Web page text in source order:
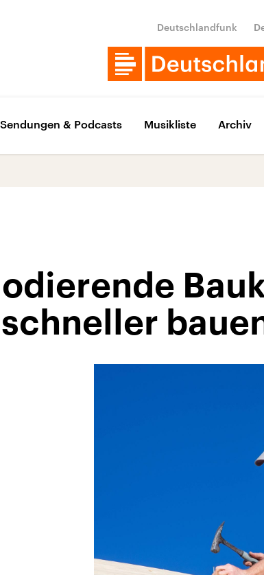
Deutschlandfunk
Sendungen & Podcasts Musikliste Archiv